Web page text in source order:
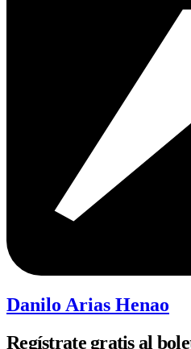
Danilo Arias Henao
Regístrate gratis al